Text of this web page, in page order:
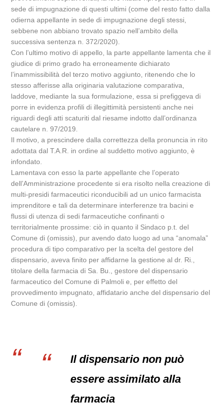
sede di impugnazione di questi ultimi (come del resto fatto dalla
odierna appellante in sede di impugnazione degli stessi,
sebbene non abbiano trovato spazio nell’ambito della
successiva sentenza n. 372/2020).
Con l’ultimo motivo di appello, la parte appellante lamenta che il
giudice di primo grado ha erroneamente dichiarato
l’inammissibilità del terzo motivo aggiunto, ritenendo che lo
stesso afferisse alla originaria valutazione comparativa,
laddove, mediante la sua formulazione, essa si prefiggeva di
porre in evidenza profili di illegittimità persistenti anche nei
riguardi degli atti scaturiti dal riesame indotto dall’ordinanza
cautelare n. 97/2019.
Il motivo, a prescindere dalla correttezza della pronuncia in rito
adottata dal T.A.R. in ordine al suddetto motivo aggiunto, è
infondato.
Lamentava con esso la parte appellante che l’operato
dell’Amministrazione procedente si era risolto nella creazione di
multi-presidi farmaceutici riconducibili ad un unico farmacista
imprenditore e tali da determinare interferenze tra bacini e
flussi di utenza di sedi farmaceutiche confinanti o
territorialmente prossime: ciò in quanto il Sindaco p.t. del
Comune di (omissis), pur avendo dato luogo ad una “anomala”
procedura di tipo comparativo per la scelta del gestore del
dispensario, aveva finito per affidarne la gestione al dr. Ri.,
titolare della farmacia di Sa. Bu., gestore del dispensario
farmaceutico del Comune di Palmoli e, per effetto del
provvedimento impugnato, affidatario anche del dispensario del
Comune di (omissis).
Il dispensario non può
essere assimilato alla
farmacia